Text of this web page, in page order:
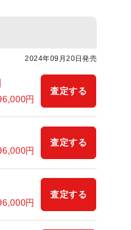
2024年09月20日発売
円
査定する
円
査定する
円
査定する